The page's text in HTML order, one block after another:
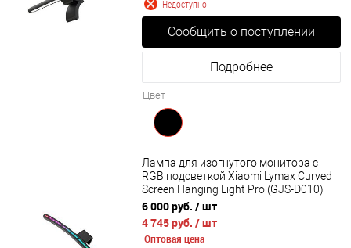
Недоступно
Сообщить о поступлении
Подробнее
Цвет
Лампа для изогнутого монитора с
RGB подсветкой Xiaomi Lymax Curved
Screen Hanging Light Pro (GJS-D010)
6 000 руб. / шт
4 745 руб. / шт
Оптовая цена